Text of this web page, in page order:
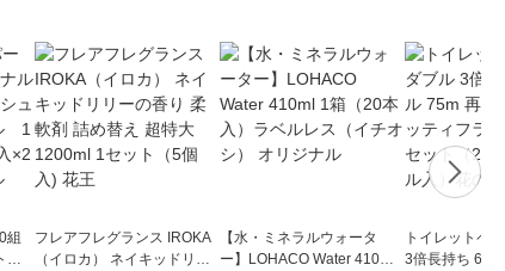
組
パ
フレアフレグランス IROKA
（イロカ） ネイキッドリリ
【水・ミネラルウォータ
ー】LOHACO Water 410ml
トイレットペ
3倍長持ち 6ロール